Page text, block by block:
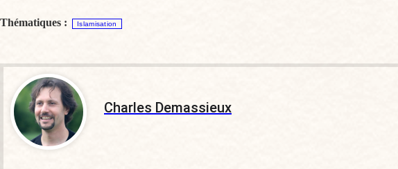
Thématiques : Islamisation
Charles Demassieux